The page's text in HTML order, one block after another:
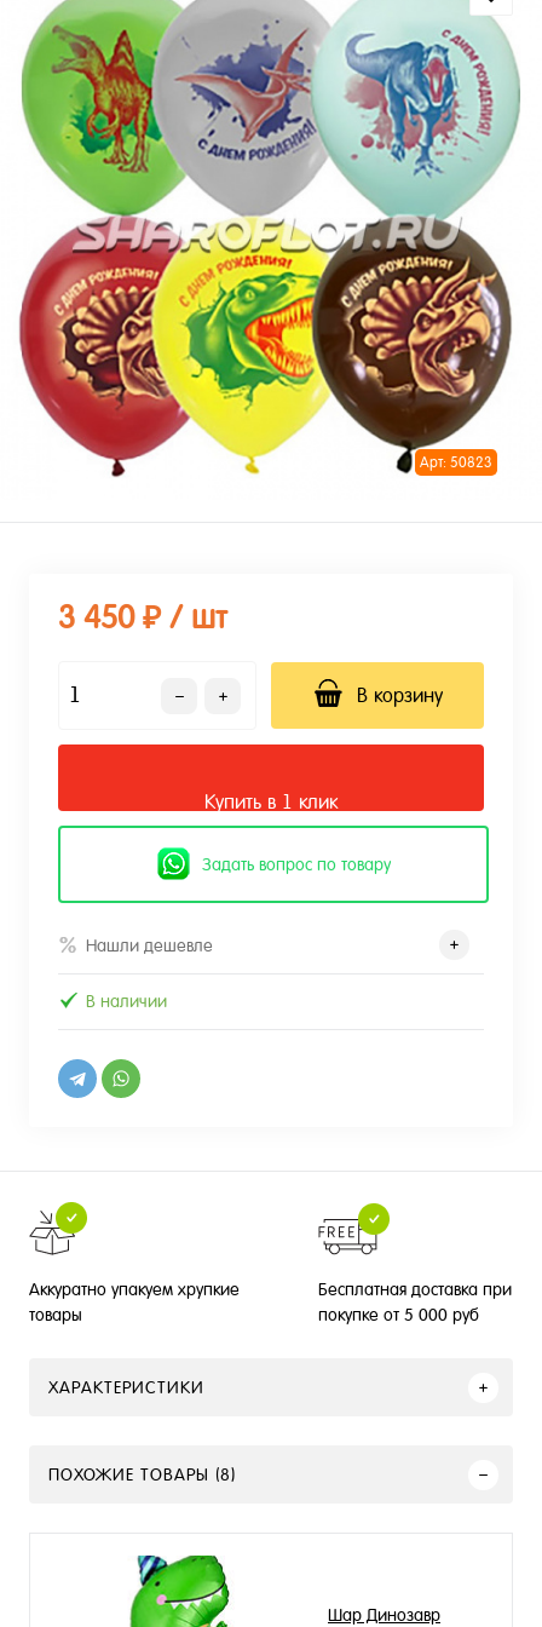
Арт: 50823
3 450 ₽ / шт
В корзину
Купить в 1 клик
Задать вопрос по товару
Нашли дешевле
В наличии
Аккуратно упакуем хрупкие
товары
Бесплатная доставка при
покупке от 5 000 руб
ХАРАКТЕРИСТИКИ
ПОХОЖИЕ ТОВАРЫ (8)
Шар Динозавр